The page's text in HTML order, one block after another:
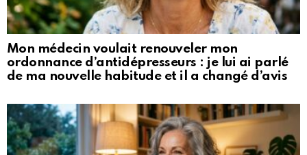
Mon médecin voulait renouveler mon
ordonnance d’antidépresseurs : je lui ai parlé
de ma nouvelle habitude et il a changé d’avis